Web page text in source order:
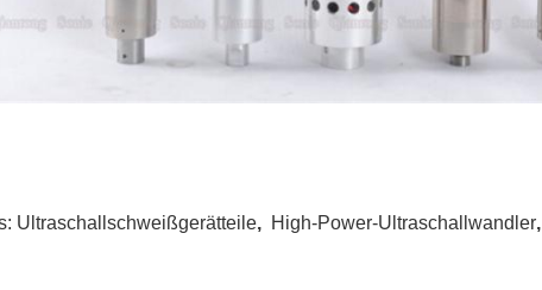
Ultraschallschweißgerätteile, High-Power-Ultraschallwandler,